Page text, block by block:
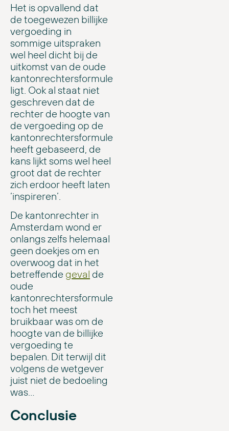
Het is opvallend dat
de toegewezen billijke
vergoeding in
sommige uitspraken
wel heel dicht bij de
uitkomst van de oude
kantonrechtersformule
ligt. Ook al staat niet
geschreven dat de
rechter de hoogte van
de vergoeding op de
kantonrechtersformule
heeft gebaseerd, de
kans lijkt soms wel heel
groot dat de rechter
zich erdoor heeft laten
‘inspireren’.
De kantonrechter in
Amsterdam wond er
onlangs zelfs helemaal
geen doekjes om en
overwoog dat in het
betreffende geval de
oude
kantonrechtersformule
toch het meest
bruikbaar was om de
hoogte van de billijke
vergoeding te
bepalen. Dit terwijl dit
volgens de wetgever
juist niet de bedoeling
was…
Conclusie